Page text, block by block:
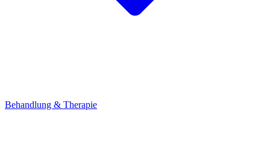
Behandlung & Therapie